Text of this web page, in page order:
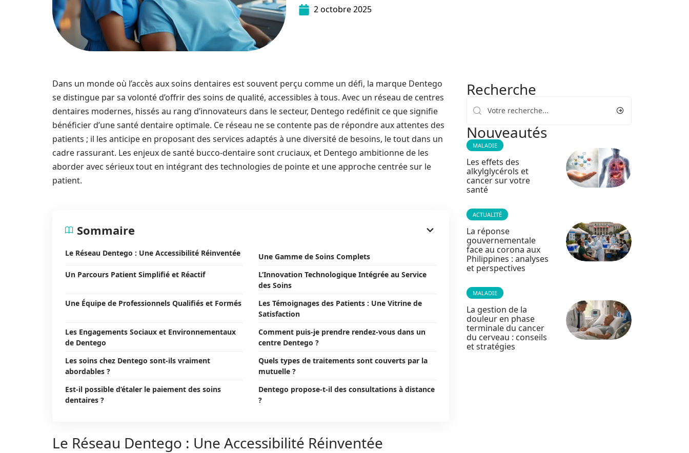
2 octobre 2025
Dans un monde où l’accès aux soins dentaires est souvent perçu comme un défi, la marque Dentego
se distingue par sa volonté d’offrir des soins de qualité, accessibles à tous. Avec un réseau de centres
dentaires modernes, hissés au rang d’innovateurs dans le secteur, Dentego redéfinit ce que signifie
bénéficier d’une santé dentaire optimale. Ce réseau ne se contente pas de répondre aux attentes des
patients ; il les anticipe en proposant des services adaptés à une diversité de besoins, le tout dans un
cadre rassurant. Les enjeux de santé bucco-dentaire sont cruciaux, et Dentego ambitionne de les
aborder avec sérieux tout en intégrant des technologies de pointe et une approche centrée sur le
patient.
Sommaire
Le Réseau Dentego : Une Accessibilité Réinventée
Une Gamme de Soins Complets
Un Parcours Patient Simplifié et Réactif
L’Innovation Technologique Intégrée au Service
des Soins
Une Équipe de Professionnels Qualifiés et Formés
Les Témoignages des Patients : Une Vitrine de
Satisfaction
Les Engagements Sociaux et Environnementaux
de Dentego
Comment puis-je prendre rendez-vous dans un
centre Dentego ?
Les soins chez Dentego sont-ils vraiment
abordables ?
Quels types de traitements sont couverts par la
mutuelle ?
Est-il possible d’étaler le paiement des soins
dentaires ?
Dentego propose-t-il des consultations à distance
?
Le Réseau Dentego : Une Accessibilité Réinventée
Recherche
Nouveautés
MALADIE
Les effets des
alkylglycérols et
cancer sur votre
santé
ACTUALITÉ
La réponse
gouvernementale
face au corona aux
Philippines : analyses
et perspectives
MALADIE
La gestion de la
douleur en phase
terminale du cancer
du cerveau : conseils
et stratégies